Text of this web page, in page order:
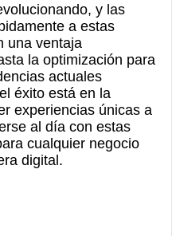
y las
a estas
una ventaja
la optimización para
actuales
éxito está en la
experiencias únicas a
al día con estas
cualquier negocio
digital.